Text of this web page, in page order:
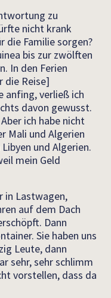
zu
nicht krank
die Familie sorgen?
bis zur zwölften
In den Ferien
die Reise]
anfing, verließ ich
davon gewusst.
ich habe nicht
Mali und Algerien
und Algerien.
mein Geld
in Lastwagen,
auf dem Dach
Dann
Sie haben uns
Leute, dann
sehr, sehr schlimm
vorstellen, dass da